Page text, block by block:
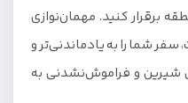
برقرار کنید. مهمان‌نوازی
شما را به یادماندنی‌تر و
شیرین و فراموش‌نشدنی به